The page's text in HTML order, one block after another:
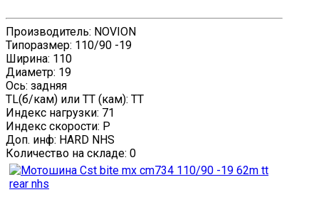
Производитель: NOVION
Типоразмер: 110/90 -19
Ширина: 110
Диаметр: 19
Ось: задняя
TL(б/кам) или TT (кам): TT
Индекс нагрузки: 71
Индекс скорости: P
Доп. инф: HARD NHS
Количество на складе: 0